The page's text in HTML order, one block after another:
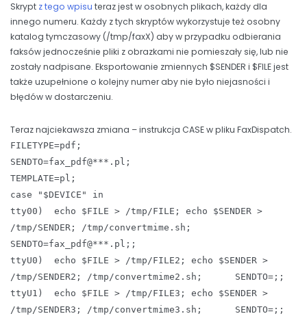
Skrypt z tego wpisu teraz jest w osobnych plikach, każdy dla
innego numeru. Każdy z tych skryptów wykorzystuje też osobny
katalog tymczasowy (/tmp/faxX) aby w przypadku odbierania
faksów jednocześnie pliki z obrazkami nie pomieszały się, lub nie
zostały nadpisane. Eksportowanie zmiennych $SENDER i $FILE jest
także uzupełnione o kolejny numer aby nie było niejasności i
błędów w dostarczeniu.
Teraz najciekawsza zmiana – instrukcja CASE w pliku FaxDispatch.
FILETYPE=pdf;
SENDTO=fax_pdf@***.pl;
TEMPLATE=pl;
case "$DEVICE" in
tty00) echo $FILE > /tmp/FILE; echo $SENDER >
/tmp/SENDER; /tmp/convertmime.sh;
SENDTO=fax_pdf@***.pl;;
ttyU0) echo $FILE > /tmp/FILE2; echo $SENDER >
/tmp/SENDER2; /tmp/convertmime2.sh; SENDTO=;;
ttyU1) echo $FILE > /tmp/FILE3; echo $SENDER >
/tmp/SENDER3; /tmp/convertmime3.sh; SENDTO=;;